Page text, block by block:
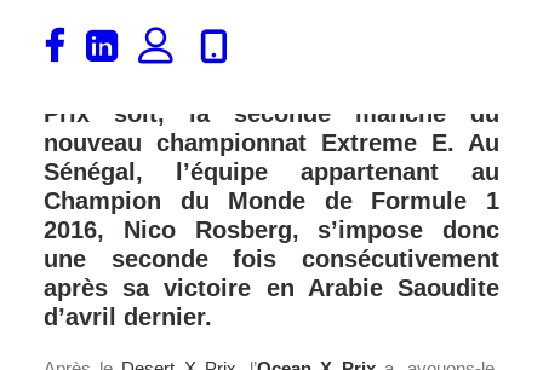
Le duo composé de Johan
Kristoffersson et Molly Taylor
Prix soit, la seconde manche du
nouveau championnat Extreme E. Au
Sénégal, l’équipe appartenant au
Champion du Monde de Formule 1
2016, Nico Rosberg, s’impose donc
une seconde fois consécutivement
après sa victoire en Arabie Saoudite
d’avril dernier.